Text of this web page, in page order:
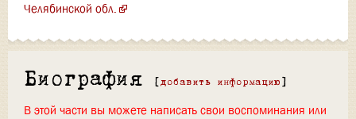
Челябинской обл.
Биография [ добавить информацию ]
В этой части вы можете написать свои воспоминания или